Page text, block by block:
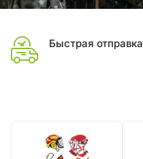
Быстрая отправка